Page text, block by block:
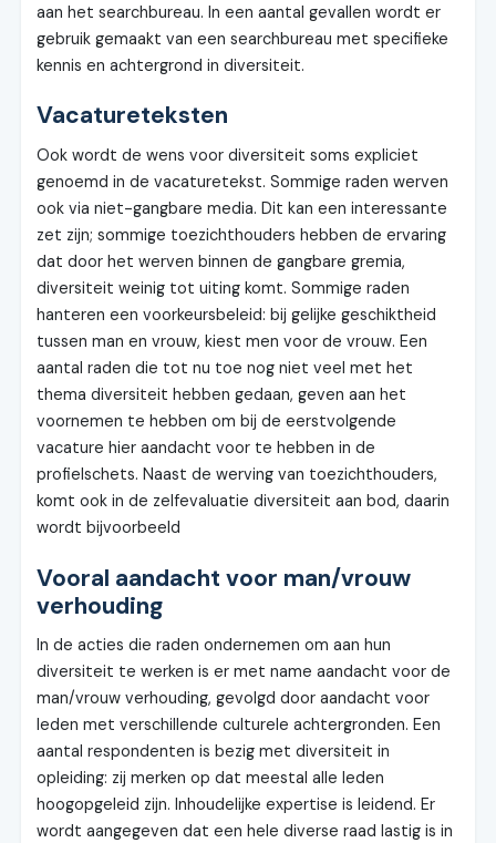
aan het searchbureau. In een aantal gevallen wordt er
gebruik gemaakt van een searchbureau met specifieke
kennis en achtergrond in diversiteit.
Vacatureteksten
Ook wordt de wens voor diversiteit soms expliciet
genoemd in de vacaturetekst. Sommige raden werven
ook via niet-gangbare media. Dit kan een interessante
zet zijn; sommige toezichthouders hebben de ervaring
dat door het werven binnen de gangbare gremia,
diversiteit weinig tot uiting komt. Sommige raden
hanteren een voorkeursbeleid: bij gelijke geschiktheid
tussen man en vrouw, kiest men voor de vrouw. Een
aantal raden die tot nu toe nog niet veel met het
thema diversiteit hebben gedaan, geven aan het
voornemen te hebben om bij de eerstvolgende
vacature hier aandacht voor te hebben in de
profielschets. Naast de werving van toezichthouders,
komt ook in de zelfevaluatie diversiteit aan bod, daarin
wordt bijvoorbeeld
Vooral aandacht voor man/vrouw
verhouding
In de acties die raden ondernemen om aan hun
diversiteit te werken is er met name aandacht voor de
man/vrouw verhouding, gevolgd door aandacht voor
leden met verschillende culturele achtergronden. Een
aantal respondenten is bezig met diversiteit in
opleiding: zij merken op dat meestal alle leden
hoogopgeleid zijn. Inhoudelijke expertise is leidend. Er
wordt aangegeven dat een hele diverse raad lastig is in